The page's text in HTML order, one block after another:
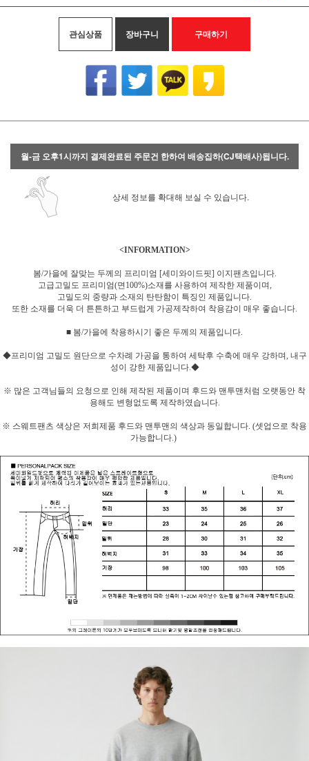
관심상품 장바구니 구매하기
월-금 오후1시까지 결제완료된 주문건 한하여 배송집하(CJ택배사)됩니다.
상세 정보를 확대해 보실 수 있습니다.
<INFORMATION>
봄/가을에 잘맞는 두께의 프리미엄 [세미와이드핏] 이지팬츠입니다.
고급고밀도 프리미엄(면100%)소재를 사용하여 제작한 제품이며,
고밀도의 중량과 소재의 탄탄함이 특징인 제품입니다.
또한 소재를 더욱 더 튼튼하고 부드럽게 가공제작하여 착용감이 매우 좋습니다.
■ 봄/가을에 착용하시기 좋은 두께의 제품입니다.
◆프리미엄 고밀도 원단으로 수차례 가공을 통하여 세탁후 수축에 매우 강하며, 내구
성이 강한 제품입니다.◆
※ 많은 고객님들의 요청으로 인해 제작된 제품이며 후드와 맨투맨처럼 오랫동안 착
용해도 변형없도록 제작하였습니다.
※ 스웨트팬츠 색상은 저희제품 후드와 맨투맨의 색상과 동일합니다. (셋업으로 착용
가능합니다.)